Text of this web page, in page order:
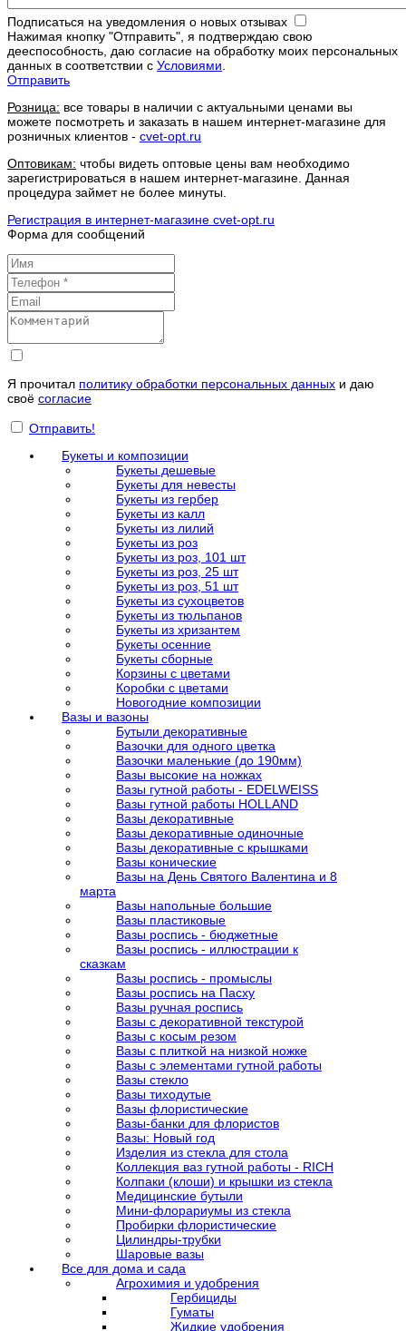
Подписаться на уведомления о новых отзывах
Нажимая кнопку "Отправить", я подтверждаю свою
дееспособность, даю согласие на обработку моих персональных
данных в соответствии с Условиями.
Отправить
Розница: все товары в наличии с актуальными ценами вы
можете посмотреть и заказать в нашем интернет-магазине для
розничных клиентов - cvet-opt.ru
Оптовикам: чтобы видеть оптовые цены вам необходимо
зарегистрироваться в нашем интернет-магазине. Данная
процедура займет не более минуты.
Регистрация в интернет-магазине cvet-opt.ru
Форма для сообщений
Я прочитал политику обработки персональных данных и даю
своё согласие
Отправить!
Букеты и композиции
Букеты дешевые
Букеты для невесты
Букеты из гербер
Букеты из калл
Букеты из лилий
Букеты из роз
Букеты из роз, 101 шт
Букеты из роз, 25 шт
Букеты из роз, 51 шт
Букеты из сухоцветов
Букеты из тюльпанов
Букеты из хризантем
Букеты осенние
Букеты сборные
Корзины с цветами
Коробки с цветами
Новогодние композиции
Вазы и вазоны
Бутыли декоративные
Вазочки для одного цветка
Вазочки маленькие (до 190мм)
Вазы высокие на ножках
Вазы гутной работы - EDELWEISS
Вазы гутной работы HOLLAND
Вазы декоративные
Вазы декоративные одиночные
Вазы декоративные с крышками
Вазы конические
Вазы на День Святого Валентина и 8
марта
Вазы напольные большие
Вазы пластиковые
Вазы роспись - бюджетные
Вазы роспись - иллюстрации к
сказкам
Вазы роспись - промыслы
Вазы роспись на Пасху
Вазы ручная роспись
Вазы с декоративной текстурой
Вазы с косым резом
Вазы с плиткой на низкой ножке
Вазы с элементами гутной работы
Вазы стекло
Вазы тиходутые
Вазы флористические
Вазы-банки для флористов
Вазы: Новый год
Изделия из стекла для стола
Коллекция ваз гутной работы - RICH
Колпаки (клоши) и крышки из стекла
Медицинские бутыли
Мини-флорариумы из стекла
Пробирки флористические
Цилиндры-трубки
Шаровые вазы
Все для дома и сада
Агрохимия и удобрения
Гербициды
Гуматы
Жидкие удобрения